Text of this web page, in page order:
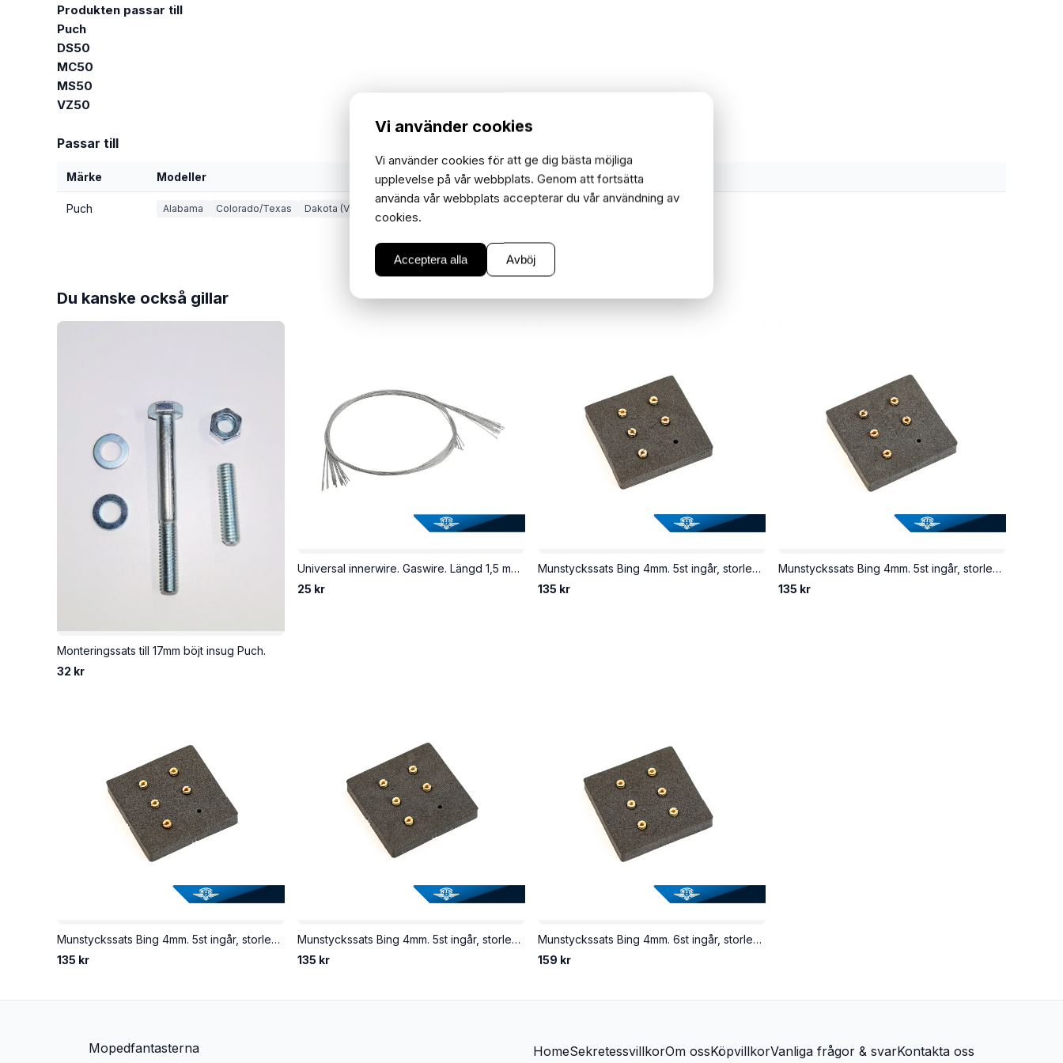
Produkten passar till
Puch
DS50
MC50
MS50
VZ50
Passar till
Märke Modeller
Puch Alabama Colorado/Texas Dakota (VZ) M50 Racing Magnum
Du kanske också gillar
Monteringssats till 17mm böjt insug Puch.
32 kr
Universal innerwire. Gaswire. Längd 1,5 meter. Säljs styckvis.
25 kr
Munstyckssats Bing 4mm. 5st ingår, storlek 50-58.
135 kr
Munstyckssats Bing 4mm. 5st ingår, storlek 60-68.
135 kr
Munstyckssats Bing 4mm. 5st ingår, storlek 70-78.
135 kr
Munstyckssats Bing 4mm. 5st ingår, storlek 80-88.
135 kr
Munstyckssats Bing 4mm. 6st ingår, storlek 90-100.
159 kr
Mopedfantasterna HomeSekretessvillkorOm ossKöpvillkorVanliga frågor & svarKontakta oss
Vi använder cookies
Vi använder cookies för att ge dig bästa möjliga
upplevelse på vår webbplats. Genom att fortsätta
använda vår webbplats accepterar du vår användning av
cookies.
Acceptera alla Avböj